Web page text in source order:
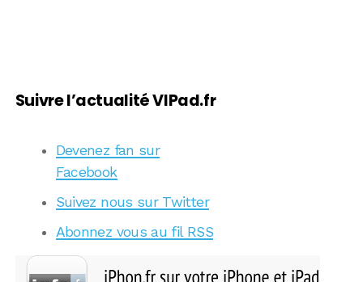
Suivre l’actualité VIPad.fr
Devenez fan sur
Facebook
Suivez nous sur Twitter
Abonnez vous au fil RSS